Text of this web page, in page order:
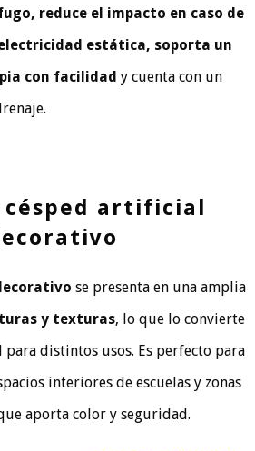
reduce el impacto en caso de
estática, soporta un
con facilidad y cuenta con un
césped artificial
se presenta en una amplia
y texturas, lo que lo convierte
distintos usos. Es perfecto para
interiores de escuelas y zonas
aporta color y seguridad.